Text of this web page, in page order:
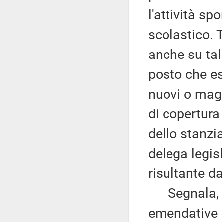
l'attività
scolastico.
anche su
posto che
nuovi o
di
dello
delega
risultante
Segnala,